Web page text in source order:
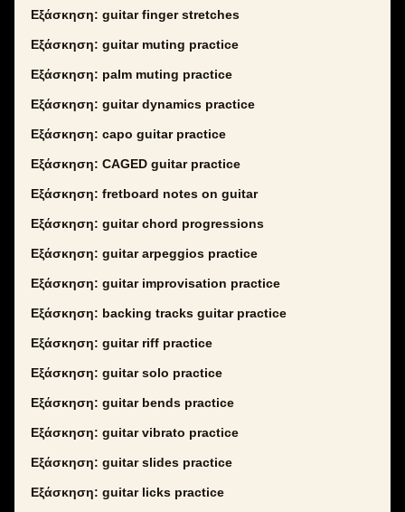
Εξάσκηση: guitar finger stretches
Εξάσκηση: guitar muting practice
Εξάσκηση: palm muting practice
Εξάσκηση: guitar dynamics practice
Εξάσκηση: capo guitar practice
Εξάσκηση: CAGED guitar practice
Εξάσκηση: fretboard notes on guitar
Εξάσκηση: guitar chord progressions
Εξάσκηση: guitar arpeggios practice
Εξάσκηση: guitar improvisation practice
Εξάσκηση: backing tracks guitar practice
Εξάσκηση: guitar riff practice
Εξάσκηση: guitar solo practice
Εξάσκηση: guitar bends practice
Εξάσκηση: guitar vibrato practice
Εξάσκηση: guitar slides practice
Εξάσκηση: guitar licks practice